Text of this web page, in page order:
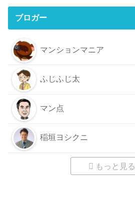
ブロガー
マンションマニア
ふじふじ太
マン点
稲垣ヨシクニ
もっと見る